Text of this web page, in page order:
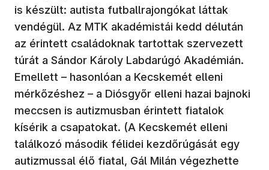
is készült: autista futballrajongókat láttak
vendégül. Az MTK akadémistái kedd délután
az érintett családoknak tartottak szervezett
túrát a Sándor Károly Labdarúgó Akadémián.
Emellett – hasonlóan a Kecskemét elleni
mérkőzéshez – a Diósgyőr elleni hazai bajnoki
meccsen is autizmusban érintett fiatalok
kísérik a csapatokat. (A Kecskemét elleni
találkozó második félidei kezdőrúgását egy
autizmussal élő fiatal, Gál Milán végezhette